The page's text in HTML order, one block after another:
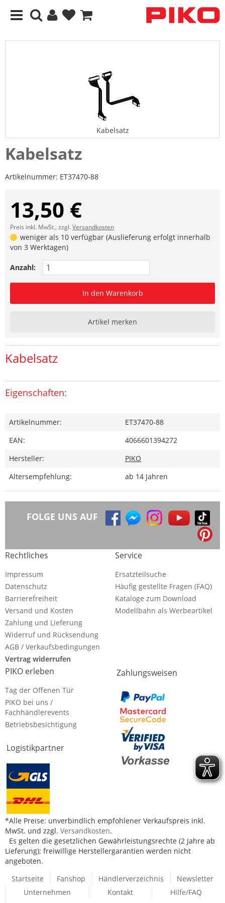
Kabelsatz
Kabelsatz
Artikelnummer: ET37470-88
13,50 €
Preis inkl. MwSt., zzgl.Versandkosten
weniger als 10 verfügbar (Auslieferung erfolgt innerhalb
von 3 Werktagen)
Anzahl:
In den Warenkorb
Artikel merken
Kabelsatz
Eigenschaften:
Artikelnummer:
ET37470-88
EAN:
4066601394272
Hersteller:
PIKO
Altersempfehlung:
ab 14 Jahren
FOLGE UNS AUF
Rechtliches
Impressum
Datenschutz
Barrierefreiheit
Versand und Kosten
Zahlung und Lieferung
Widerruf und Rücksendung
AGB / Verkaufsbedingungen
Vertrag widerrufen
Service
Ersatzteilsuche
Häufig gestellte Fragen (FAQ)
Kataloge zum Download
Modellbahn als Werbeartikel
PIKO erleben
Tag der Offenen Tür
PIKO bei uns /
Fachhändlerevents
Betriebsbesichtigung
Logistikpartner
Zahlungsweisen
*Alle Preise: unverbindlich empfohlener Verkaufspreis inkl.
MwSt. und zzgl. Versandkosten.
Es gelten die gesetzlichen Gewährleistungsrechte (2 Jahre ab
Lieferung); freiwillige Herstellergarantien werden nicht
angeboten.
Startseite
Fanshop Händlerverzeichnis
Newsletter
Unternehmen
Kontakt
Hilfe/FAQ